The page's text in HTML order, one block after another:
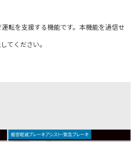
転を支援する機能です。本機能を過信せ
てください。